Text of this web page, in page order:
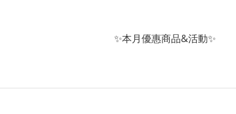
✨本月優惠商品&活動✨